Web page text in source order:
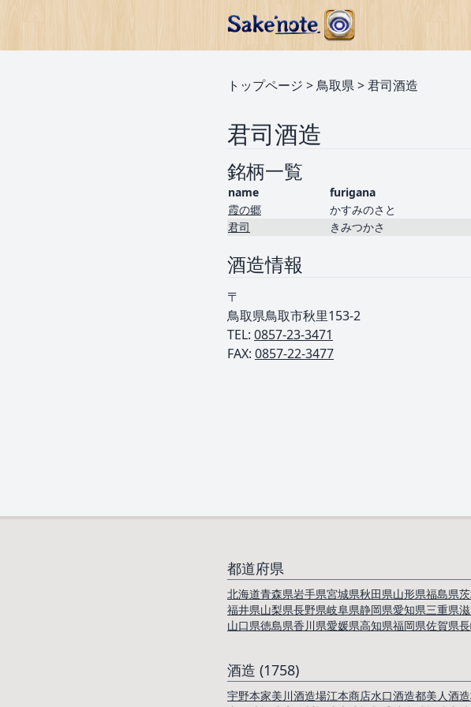
トップページ >鳥取県>君司酒造
君司酒造
銘柄一覧
name
furigana
霞の郷
かすみのさと
君司
きみつかさ
酒造情報
〒
鳥取県鳥取市秋里153-2
TEL: ︎ 0857-23-3471
FAX: 0857-22-3477
都道府県
北海道青森県岩手県宮城県秋田県山形県福島県
福井県山梨県長野県岐阜県静岡県愛知県三重県
山口県徳島県香川県愛媛県高知県福岡県佐賀県
酒造 (1758)
宇野本家美川酒造場江本商店水口酒造都美人酒造